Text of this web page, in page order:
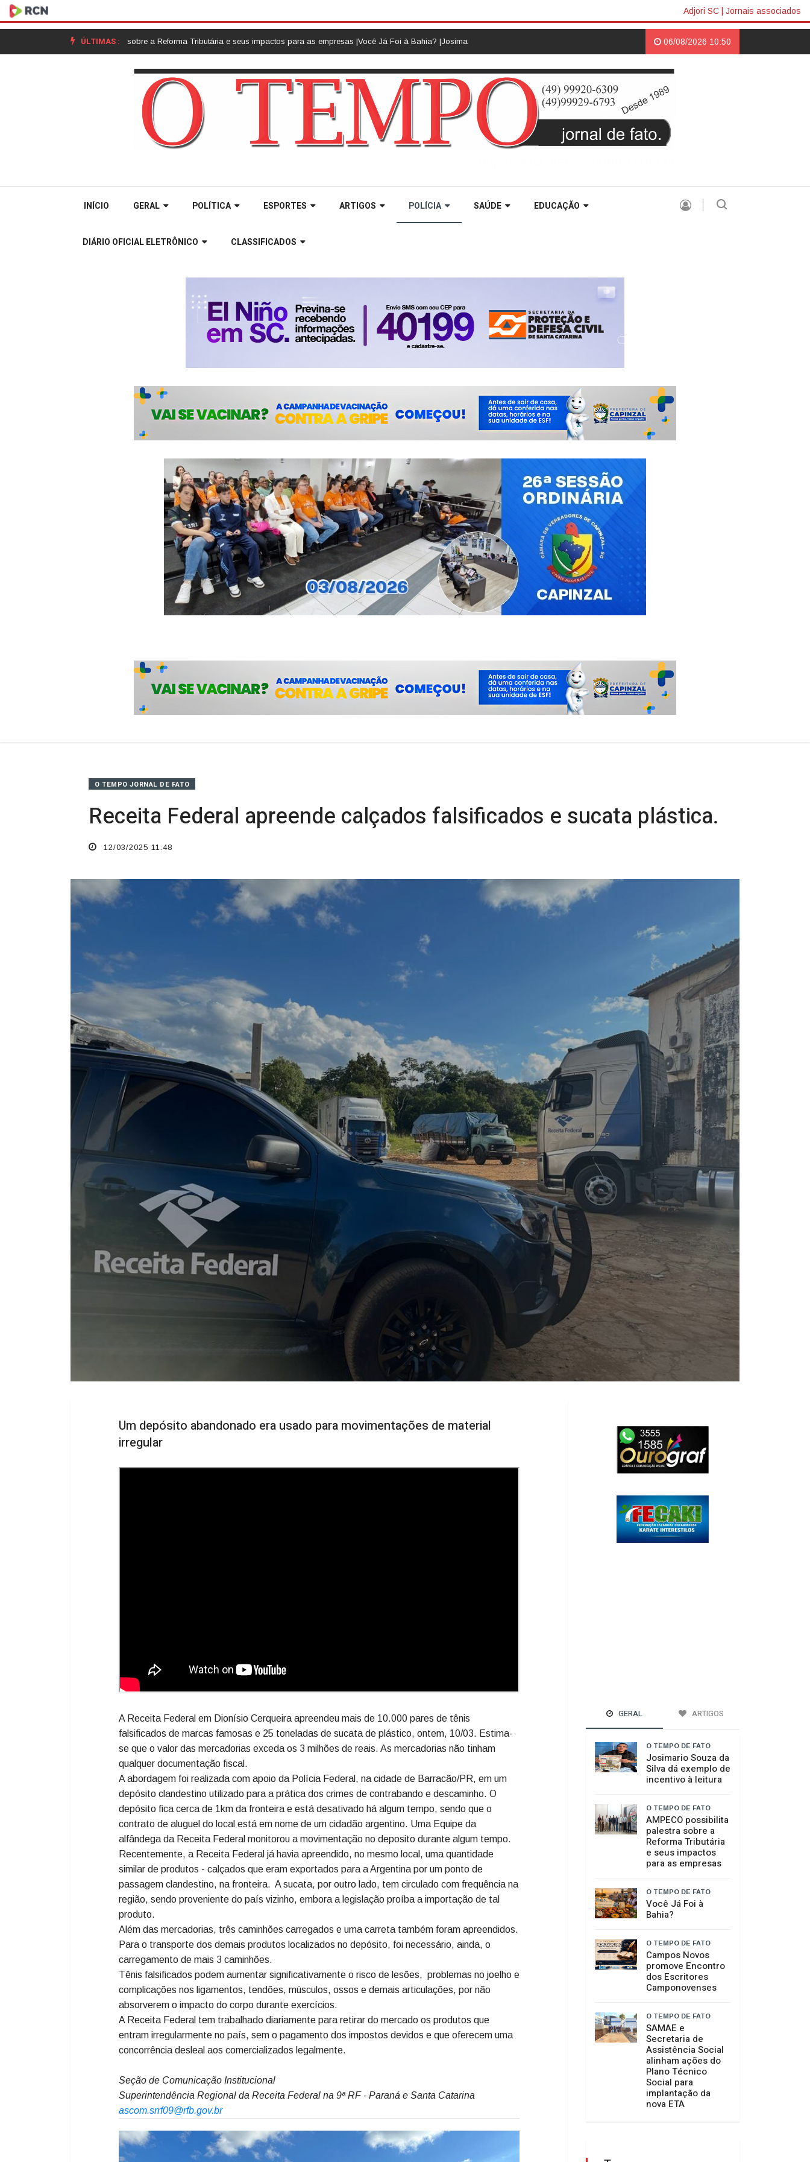
Adjori SC | Jornais associados
ÚLTIMAS :
possibilita palestra sobre a Reforma Tributária e seus impactos para as empresas | Você Já Foi à Bahia? |Josimario Souza da Silva dá exemplo de incentivo à leitura | AMPECO possibilita palestra sobre a Reforma
06/08/2026 10:50
INÍCIO GERAL POLÍTICA ESPORTES ARTIGOS POLÍCIA SAÚDE EDUCAÇÃO
DIÁRIO OFICIAL ELETRÔNICO CLASSIFICADOS
Receita Federal apreende calçados falsificados e sucata plástica.
12/03/2025 11:48
A Receita Federal em Dionísio Cerqueira apreendeu mais de 10.000 pares de tênis
falsificados de marcas famosas e 25 toneladas de sucata de plástico, ontem, 10/03. Estima-
se que o valor das mercadorias exceda os 3 milhões de reais. As mercadorias não tinham
qualquer documentação fiscal.
A abordagem foi realizada com apoio da Polícia Federal, na cidade de Barracão/PR, em um
depósito clandestino utilizado para a prática dos crimes de contrabando e descaminho. O
depósito fica cerca de 1km da fronteira e está desativado há algum tempo, sendo que o
contrato de aluguel do local está em nome de um cidadão argentino. Uma Equipe da
alfândega da Receita Federal monitorou a movimentação no deposito durante algum tempo.
Recentemente, a Receita Federal já havia apreendido, no mesmo local, uma quantidade
similar de produtos - calçados que eram exportados para a Argentina por um ponto de
passagem clandestino, na fronteira. A sucata, por outro lado, tem circulado com frequência na
região, sendo proveniente do país vizinho, embora a legislação proíba a importação de tal
produto.
Para o transporte dos demais produtos localizados no depósito, foi necessário, ainda, o
carregamento de mais 3 caminhões.
Tênis falsificados podem aumentar significativamente o risco de lesões, problemas no joelho e
complicações nos ligamentos, tendões, músculos, ossos e demais articulações, por não
absorverem o impacto do corpo durante exercícios.
ARTIGOS
O TEMPO DE FATO
Josimario Souza da
Silva dá exemplo de
incentivo à leitura
O TEMPO DE FATO
AMPECO possibilita
palestra sobre a
Reforma Tributária
e seus impactos
O TEMPO DE FATO
Você Já Foi à
Bahia?
O TEMPO DE FATO
Campos Novos
promove Encontro